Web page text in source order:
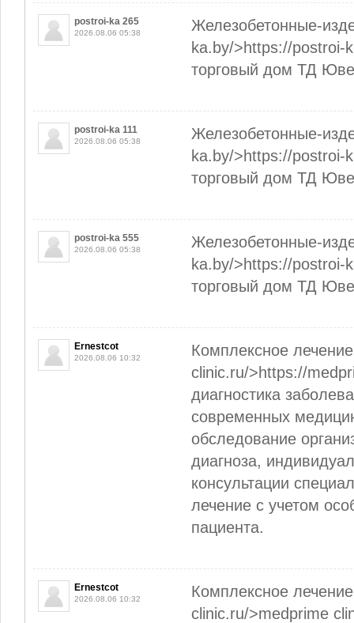
postroi-ka 265
2026.08.06 05:38
Железобетонные-
ka.by/>https://postroi-
торговый дом ТД
postroi-ka 111
2026.08.06 05:38
Железобетонные-
ka.by/>https://postroi-
торговый дом ТД
postroi-ka 555
2026.08.06 05:38
Железобетонные-
ka.by/>https://postroi-
торговый дом ТД
Ernestcot
2026.08.06 10:32
Комплексное
clinic.ru/>https://
диагностика
современных
обследование
диагноза,
консультации
лечение с учетом
пациента.
Ernestcot
2026.08.06 10:32
Комплексное
clinic.ru/>medprime